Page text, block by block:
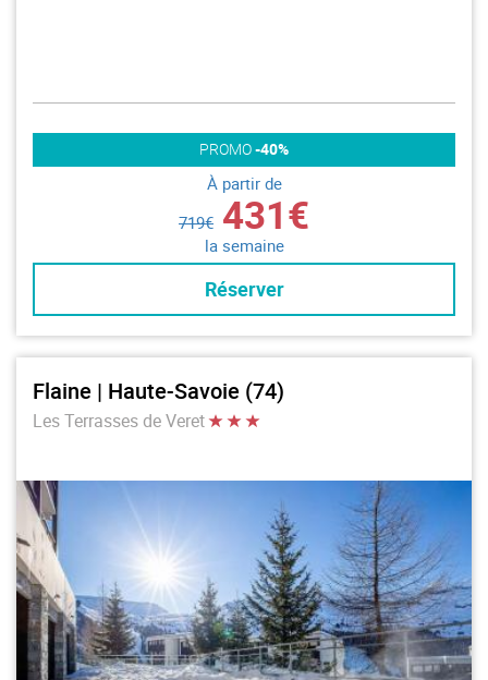
PROMO-40%
À partir de
719€ 431€
la semaine
Réserver
Flaine | Haute-Savoie (74)
Les Terrasses de Veret